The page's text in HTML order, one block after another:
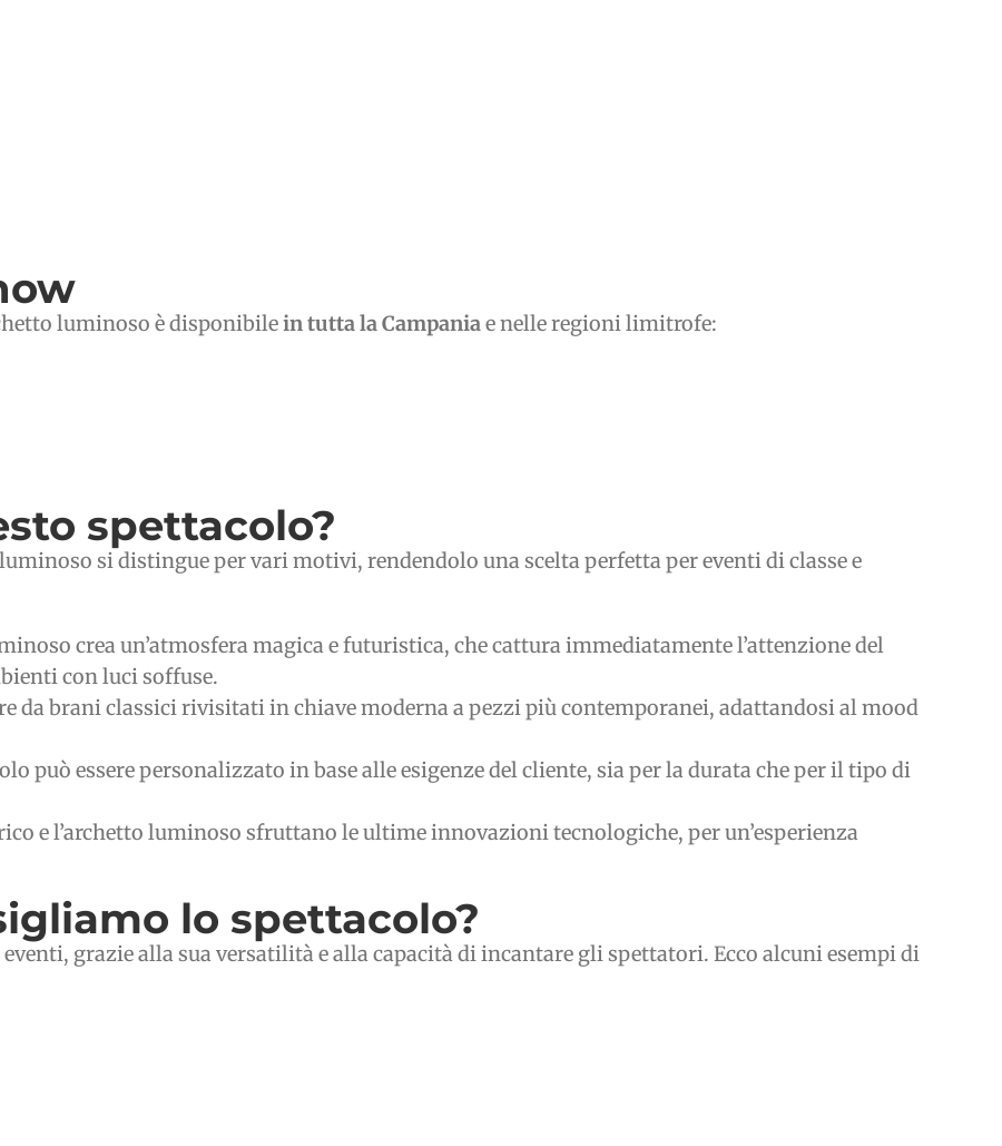
luminoso è disponibilein tutta la Campania e nelle regioni limitrofe:
spettacolo?
si distingue per vari motivi, rendendolo una scelta perfetta per eventi di classe e
crea un’atmosfera magica e futuristica, che cattura immediatamente l’attenzione del
con luci soffuse.
da brani classici rivisitati in chiave moderna a pezzi più contemporanei, adattandosi al mood
può essere personalizzato in base alle esigenze del cliente, sia per la durata che per il tipo di
e l’archetto luminoso sfruttano le ultime innovazioni tecnologiche, per un’esperienza
lo spettacolo?
grazie alla sua versatilità e alla capacità di incantare gli spettatori. Ecco alcuni esempi di